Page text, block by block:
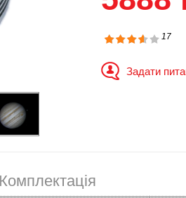
17
Задати
Комплектація